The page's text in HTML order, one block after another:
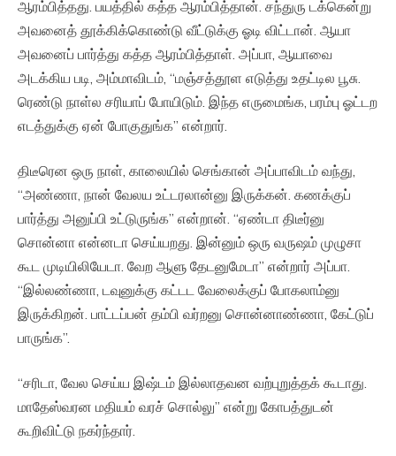
ஆரம்பித்தது. பயத்தில் கத்த ஆரம்பித்தான்‌. சந்துரு டக்கென்று
அவனைத் தூக்கிக்கொண்டு வீட்டுக்கு ஓடி விட்டான். ஆயா
அவனைப் பார்த்து கத்த ஆரம்பித்தாள். அப்பா, ஆயாவை
அடக்கிய படி, அம்மாவிடம், “மஞ்சத்தூள எடுத்து உதட்டில பூசு.
ரெண்டு நாள்ல சரியாப் போயிடும். இந்த எருமைங்க, பரம்பு ஓட்டற
எடத்துக்கு ஏன் போகுதுங்க” என்றார்.
திடீரென ஒரு நாள், காலையில் செங்கான் அப்பாவிடம் வந்து,
“அண்ணா, நான் வேலய உட்டரலான்னு இருக்கன். கணக்குப்
பார்த்து அனுப்பி உட்டுருங்க” என்றான். “ஏண்டா திடீர்னு
சொன்னா என்னடா செய்யறது. இன்னும் ஒரு வருஷம் முழுசா
கூட முடியிலியேடா. வேற ஆளு தேடனுமேடா” என்றார் அப்பா.
“இல்லண்ணா, டவுனுக்கு கட்டட வேலைக்குப் போகலாம்னு
இருக்கிறன். பாட்டப்பன் தம்பி வர்றனு சொன்னாண்ணா, கேட்டுப்
பாருங்க”.
“சரிடா, வேல செய்ய இஷ்டம் இல்லாதவன வற்புறுத்தக் கூடாது.
மாதேஸ்வரன மதியம் வரச் சொல்லு” என்று கோபத்துடன்
கூறிவிட்டு நகர்ந்தார்.